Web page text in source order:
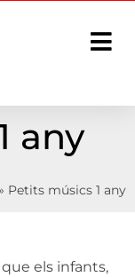
any
Petits músics 1 any
els infants,